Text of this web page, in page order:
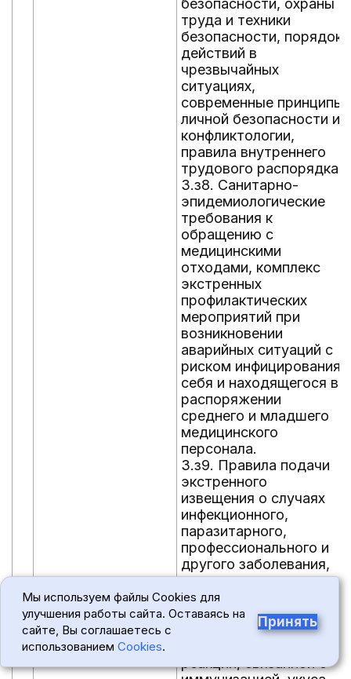
безопасности, охраны
труда и техники
безопасности, порядок
действий в
чрезвычайных
ситуациях,
современные принципы
личной безопасности и
конфликтологии,
правила внутреннего
трудового распорядка.
3.з8. Санитарно-
эпидемиологические
требования к
обращению с
медицинскими
отходами, комплекс
экстренных
профилактических
мероприятий при
возникновении
аварийных ситуаций с
риском инфицирования
себя и находящегося в
распоряжении
среднего и младшего
медицинского
персонала.
3.з9. Правила подачи
экстренного
извещения о случаях
инфекционного,
паразитарного,
профессионального и
другого заболевания,
носительства
возбудителей
инфекционных
болезней, отравления,
реакции, связанной с
Мы используем файлы Cookies для
улучшения работы сайта. Оставаясь на
сайте, Вы соглашаетесь с
использованием Cookies.
Принять